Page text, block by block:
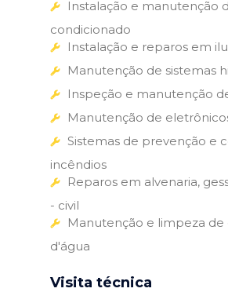
Instalação e manutenção
condicionado
Instalação e reparos em
Manutenção de sistemas
Inspeção e manutenção
Manutenção de
Sistemas de prevenção e
incêndios
Reparos em alvenaria,
- civil
Manutenção e limpeza de
d'água
Visita técnica